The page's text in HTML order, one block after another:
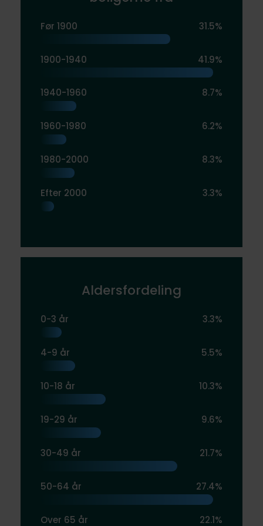
Før 1900 31.5%
1900-1940 41.9%
1940-1960 8.7%
1960-1980 6.2%
1980-2000 8.3%
Efter 2000 3.3%
Aldersfordeling
0-3 år 3.3%
4-9 år 5.5%
10-18 år 10.3%
19-29 år 9.6%
30-49 år 21.7%
50-64 år 27.4%
Over 65 år 22.1%